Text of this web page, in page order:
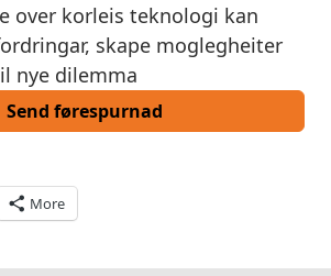
over korleis teknologi kan
skape moglegheiter
nye dilemma
Send førespurnad
More